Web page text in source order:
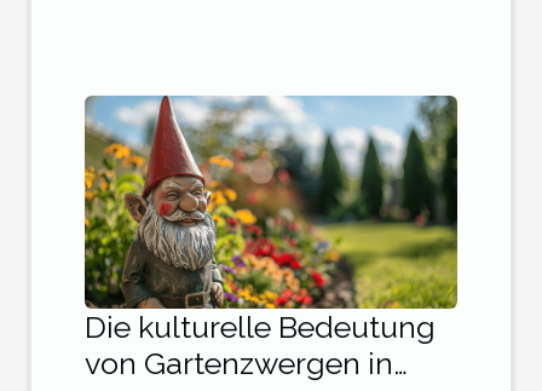
Die kulturelle Bedeutung
von Gartenzwergen in